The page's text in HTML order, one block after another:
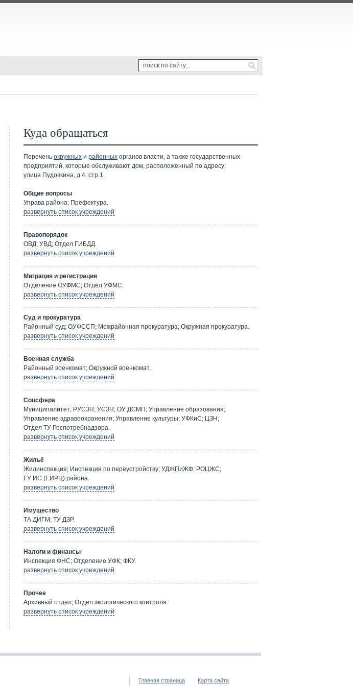
Куда обращаться
Перечень окружных и районных органов власти, а также государственных
предприятий, которые обслуживают дом, расположенный по адресу:
улица Пудовкина, д.4, стр.1.
Общие вопросы
Управа района; Префектура.
развернуть список учреждений
Правопорядок
ОВД; УВД; Отдел ГИБДД.
развернуть список учреждений
Миграция и регистрация
Отделение ОУФМС; Отдел УФМС.
развернуть список учреждений
Суд и прокуратура
Районный суд; ОУФССП; Межрайонная прокуратура; Окружная прокуратура.
развернуть список учреждений
Военная служба
Районный военкомат; Окружной военкомат.
развернуть список учреждений
Соцсфера
Муниципалитет; РУСЗН; УСЗН; ОУ ДСМП; Управление образования;
Управление здравоохранения; Управление культуры; УФКиС; ЦЗН;
Отдел ТУ Роспотребнадзора.
развернуть список учреждений
Жильё
Жилинспекция; Инспекция по переустройству; УДЖПиЖФ; РОЦЖС;
ГУ ИС (ЕИРЦ) района.
развернуть список учреждений
Имущество
ТА ДИГМ; ТУ ДЗР.
развернуть список учреждений
Налоги и финансы
Инспекция ФНС; Отделение УФК; ФКУ.
развернуть список учреждений
Прочее
Архивный отдел; Отдел экологического контроля.
развернуть список учреждений
Главная страница Карта сайта